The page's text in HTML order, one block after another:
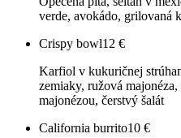
verde, avokádo, grilovaná
Crispy bowl12 €
Karfiol v kukuričnej
zemiaky, ružová
majonézou, čerstvý šalát
California burrito10 €